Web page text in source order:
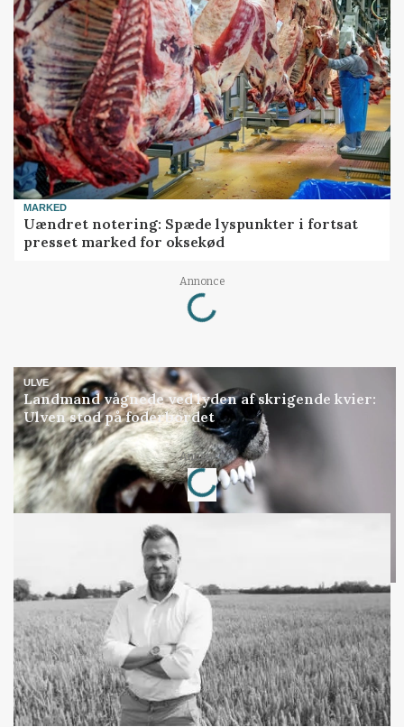
MARKED
Uændret notering: Spæde lyspunkter i fortsat
presset marked for oksekød
Annonce
Loading...
ULVE
Landmand vågnede ved lyden af skrigende kvier:
Ulven stod på foderbordet
Annonce
Loading...